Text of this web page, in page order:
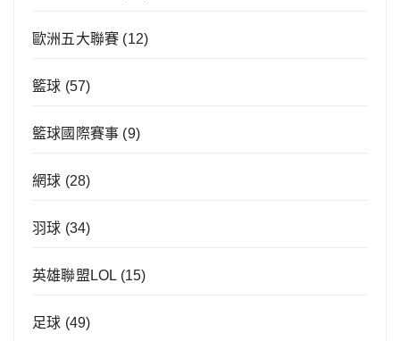
歐洲五大聯賽 (12)
籃球 (57)
籃球國際賽事 (9)
網球 (28)
羽球 (34)
英雄聯盟LOL (15)
足球 (49)